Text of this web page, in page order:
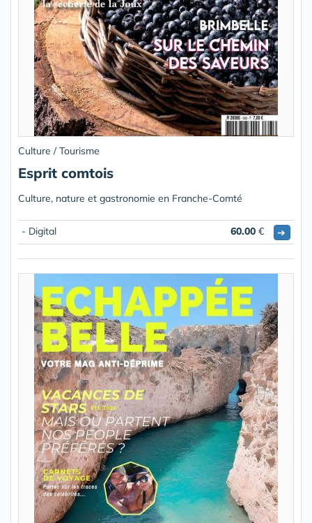
Culture / Tourisme
Esprit comtois
Culture, nature et gastronomie en Franche-Comté
- Digital 60.00 € ➔